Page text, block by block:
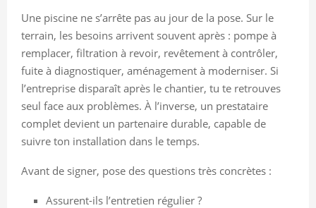
Une piscine ne s’arrête pas au jour de la pose. Sur le
terrain, les besoins arrivent souvent après : pompe à
remplacer, filtration à revoir, revêtement à contrôler,
fuite à diagnostiquer, aménagement à moderniser. Si
l’entreprise disparaît après le chantier, tu te retrouves
seul face aux problèmes. À l’inverse, un prestataire
complet devient un partenaire durable, capable de
suivre ton installation dans le temps.
Avant de signer, pose des questions très concrètes :
Assurent-ils l’entretien régulier ?